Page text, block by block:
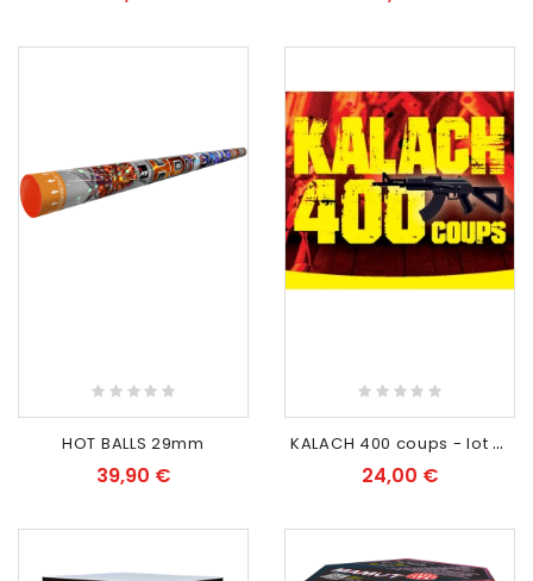
RUPTURE DE STOCK
HOT BALLS 29mm
39,90 €
K
ALACH 400 coups - lot de 5
24,00 €